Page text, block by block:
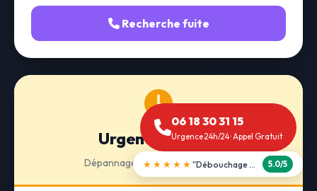
Recherche fuite
Urgence 24h/24
Dépannage · Intervention express
06 18 30 31 15
Urgence 24h/24 · Appel Gratuit
★★★★★ "Débouchage WC en 30 min" 5.0/5